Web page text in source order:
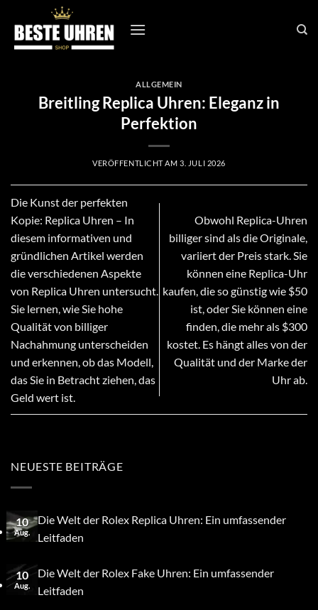
Inhalt
springen
ALLGEMEIN
Breitling Replica Uhren: Eleganz in
Perfektion
VERÖFFENTLICHT AM 3. JULI 2026
Die Kunst der perfekten
Kopie: Replica Uhren – In
diesem informativen und
gründlichen Artikel werden
die verschiedenen Aspekte
von Replica Uhren untersucht.
Sie lernen, wie Sie hohe
Qualität von billiger
Nachahmung unterscheiden
und erkennen, ob das Modell,
das Sie in Betracht ziehen, das
Geld wert ist.
Obwohl Replica-Uhren
billiger sind als die Originale,
variiert der Preis stark. Sie
können eine Replica-Uhr
kaufen, die so günstig wie $50
ist, oder Sie können eine
finden, die mehr als $300
kostet. Es hängt alles von der
Qualität und der Marke der
Uhr ab.
NEUESTE BEITRÄGE
10
Aug.
Die Welt der Rolex Replica Uhren: Ein umfassender
Leitfaden
10
Aug.
Die Welt der Rolex Fake Uhren: Ein umfassender
Leitfaden